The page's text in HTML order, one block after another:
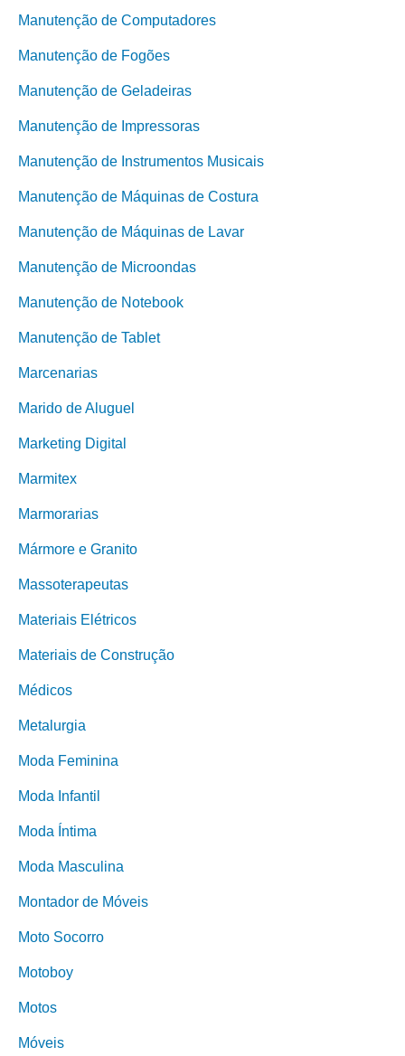
Manutenção de Computadores
Manutenção de Fogões
Manutenção de Geladeiras
Manutenção de Impressoras
Manutenção de Instrumentos Musicais
Manutenção de Máquinas de Costura
Manutenção de Máquinas de Lavar
Manutenção de Microondas
Manutenção de Notebook
Manutenção de Tablet
Marcenarias
Marido de Aluguel
Marketing Digital
Marmitex
Marmorarias
Mármore e Granito
Massoterapeutas
Materiais Elétricos
Materiais de Construção
Médicos
Metalurgia
Moda Feminina
Moda Infantil
Moda Íntima
Moda Masculina
Montador de Móveis
Moto Socorro
Motoboy
Motos
Móveis